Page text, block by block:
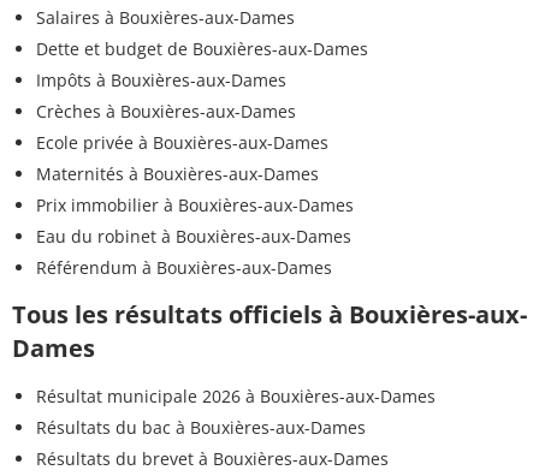
Salaires à Bouxières-aux-Dames
Dette et budget de Bouxières-aux-Dames
Impôts à Bouxières-aux-Dames
Crèches à Bouxières-aux-Dames
Ecole privée à Bouxières-aux-Dames
Maternités à Bouxières-aux-Dames
Prix immobilier à Bouxières-aux-Dames
Eau du robinet à Bouxières-aux-Dames
Référendum à Bouxières-aux-Dames
Tous les résultats officiels à Bouxières-aux-
Dames
Résultat municipale 2026 à Bouxières-aux-Dames
Résultats du bac à Bouxières-aux-Dames
Résultats du brevet à Bouxières-aux-Dames